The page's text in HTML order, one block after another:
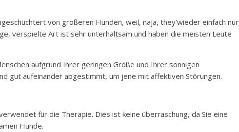
von größeren Hunden, weil, naja, they’wieder einfach nur
verspielte Art ist sehr unterhaltsam und haben die meisten Leute
aufgrund Ihrer geringen Größe und Ihrer sonnigen
gut aufeinander abgestimmt, um jene mit affektiven Störungen.
für die Therapie. Dies ist keine überraschung, da Sie eine
Hunde.